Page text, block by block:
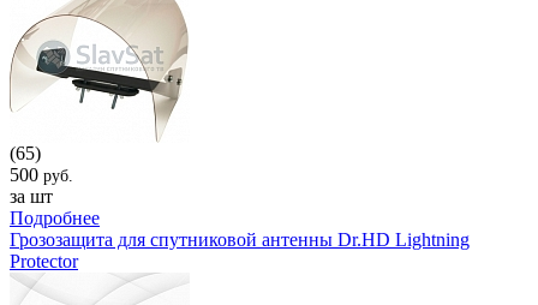
(65)
500 руб.
за шт
Подробнее
Грозозащита для спутниковой антенны Dr.HD Lightning
Protector